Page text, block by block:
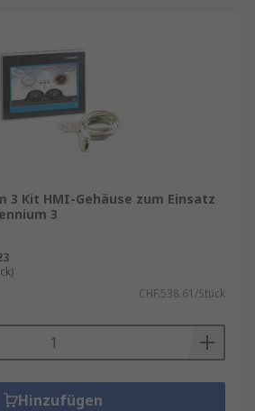
3 Kit HMI-Gehäuse zum Einsatz
3
CHF.538.61/Stück
Hinzufügen